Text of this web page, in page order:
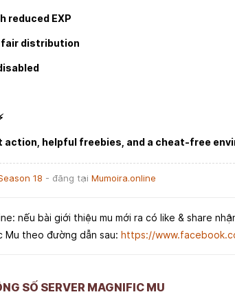
reduced EXP
fair distribution
action, helpful freebies, and a cheat-free
18 - đăng tại Mumoira.online
nếu bài giới thiệu mu mới ra có like & share
Mu theo đường dẫn sau: https://
SỐ SERVER MAGNIFIC MU